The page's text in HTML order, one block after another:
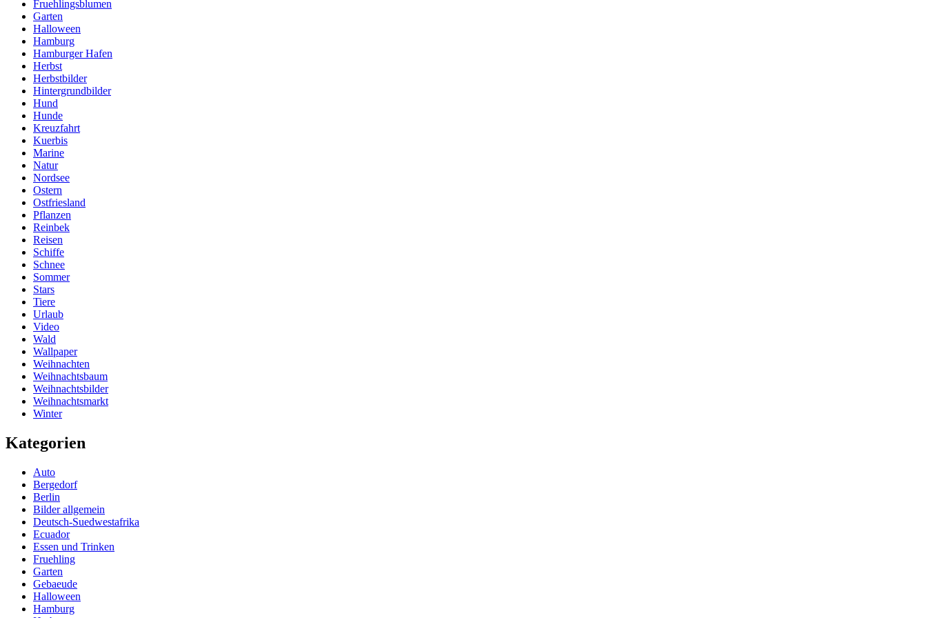
Fruehlingsblumen
Garten
Halloween
Hamburg
Hamburger Hafen
Herbst
Herbstbilder
Hintergrundbilder
Hund
Hunde
Kreuzfahrt
Kuerbis
Marine
Natur
Nordsee
Ostern
Ostfriesland
Pflanzen
Reinbek
Reisen
Schiffe
Schnee
Sommer
Stars
Tiere
Urlaub
Video
Wald
Wallpaper
Weihnachten
Weihnachtsbaum
Weihnachtsbilder
Weihnachtsmarkt
Winter
Kategorien
Auto
Bergedorf
Berlin
Bilder allgemein
Deutsch-Suedwestafrika
Ecuador
Essen und Trinken
Fruehling
Garten
Gebaeude
Halloween
Hamburg